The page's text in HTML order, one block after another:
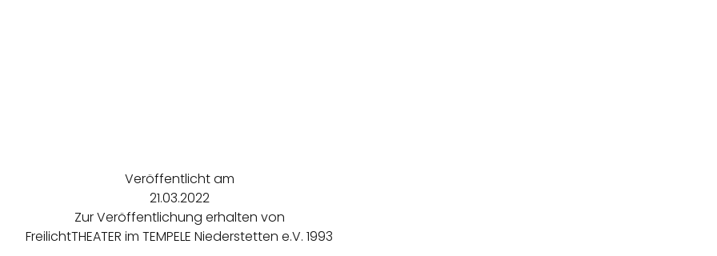
Veröffentlicht am
21.03.2022
Zur Veröffentlichung erhalten von
FreilichtTHEATER im TEMPELE Niederstetten e.V. 1993